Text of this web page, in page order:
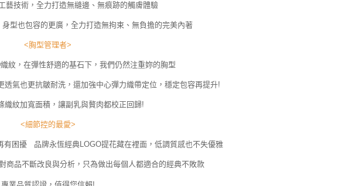
藝技術，全力打造無縫邊、無痕跡的觸膚體驗
型也包容的更廣，全力打造無拘束、無負擔的完美內著
<胸型管理者>
紋，在彈性舒適的基石下，我們仍然注重妳的胸型
透氣也更抗皺耐洗，還加強中心彈力織帶定位，穩定包容再提升!
織紋加寬面積，讓副乳與贅肉都校正回歸!
<細節控的最愛>
有困擾 品牌永恆經典LOGO提花藏在裡面，低調質感也不失優雅
商品不斷改良與分析，只為做出每個人都適合的經典不敗款